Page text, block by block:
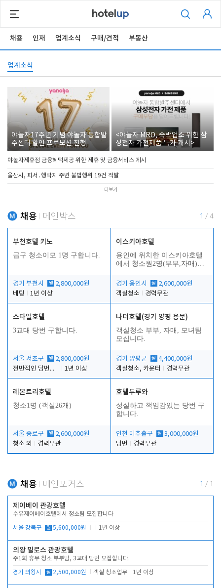
채용 인재 업계소식 구매/견적 부동산
업계소식
야놀자17주년 기념 야놀자 통합발
주센터 할인 프로모션 진행
<야놀자 MRO, 숙박업소 위한 삼
성전자 가전제품 특가 개시>
야놀자제휴점 금융혜택제공 위한 제휴 및 금융서비스 게시
울산시, 피서․행락지 주변 불법행위 19건 적발
더보기
채용 메인박스 1 / 4
부천호텔 키노
급구 청소이모 1명 구합니다.
경기 부천시 월 2,800,000원
베팅
1년 이상
이스키아호텔
용인에 위치한 이스키아호텔
에서 청소원2명(부부,자매)을
경기 용인시
월 2,600,000원
객실청소
경력무관
스타일호텔
3교대 당번 구합니다.
서울 서초구 월 2,800,000원
전반적인 당번업무
1년 이상
나더호텔(경기 양평 용문)
객실청소 부부, 자매, 모녀팀
모십니다.
경기 양평군 월 4,400,000원
객실청소, 카운터
경력무관
레몬트리호텔
청소1명 (객실26개)
서울 종로구 월 2,600,000원
청소 외
경력무관
호텔두루와
성실하고 책임감있는 당번 구
합니다.
인천 미추홀구 월 3,000,000원
당번
경력무관
채용 메인포커스 1 / 1
제이베이 관광호텔
수유제이베이호텔에서 청소팀 모집합니다
서울 강북구 월 5,600,000원 1년 이상
의왕 밀로스 관광호텔
주1회 휴무 청소 부부팀, 3교대 당번 모집합니다.
경기 의왕시 월 2,500,000원 객실 청소업무 1년 이상